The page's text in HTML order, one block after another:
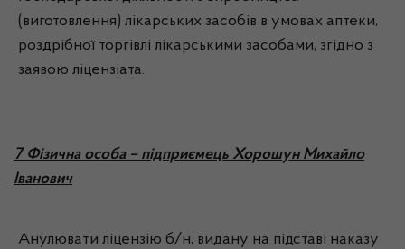
(виготовлення) лікарських засобів в умовах аптеки,
роздрібної торгівлі лікарськими засобами, згідно з
заявою ліцензіата.
7 Фізична особа – підприємець Хорошун Михайло
Іванович
Анулювати ліцензію б/н, видану на підставі наказу